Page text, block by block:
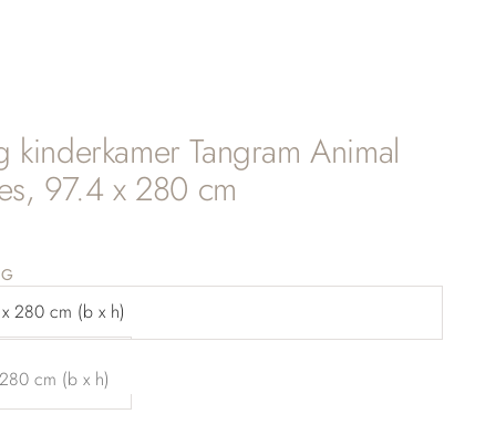
kinderkamer Tangram Animal
97.4 x 280 cm
280 cm (b x h)
cm (b x h)
eigen maat